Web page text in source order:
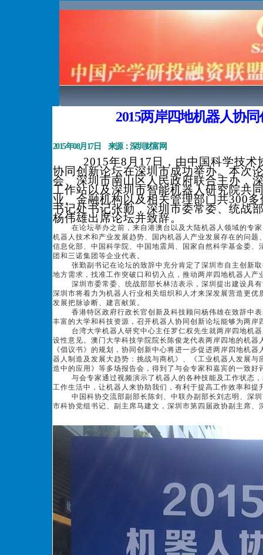
2015两岸四地机器人协同创
2015年08月17日 来源：深圳财富网
2015年8月17日，由中国科学技
协同创新论坛在深圳市成功举办。本次
会、深圳市南山区人民政府联合主办，
工作站以及深圳市智能机器人研究院共
业、金融机构以及相关管理部门共300
书记处书记张勤，深圳市委常委、统战
杨伟雄出席论坛并致辞。
在论坛举办之前，来自港澳台以及大陆机器人领域的专家
机器人技术和产业发展趋势、国内机器人产业发展存在的问
信息化部、中国科学院、中国地震局、国家自然科学基金委
团和三诺集团等企业代表。
张勤副书记在论坛的致辞中充分肯定了深圳市自主创新取
地方需求，找准工作突破口和切入点，推动两岸四地机器人
深圳市委常委、统战部部长林洁表示，深圳提出建设具有
深圳市将着力为机器人行业相关组织和人才来深发展营造更
发展把脉诊断、建言献策。
香港特区政府行政长官创新及科技顾问杨伟雄在致辞中表
丰富的大学和科技资源，召开机器人协同创新论坛能够为两
台湾大学机器人研究中心主任罗仁权先生就两岸四地机器
设性意见。澳门大学科技学院院长陈俊龙代表两岸四地的机
《倡议书》的规划，协同创新中心将进一步促进两岸四地机
器人制造及发展大趋势：挑战与商机》、《工业机器人发展
造中的应用》等多场报告会，得到了与会专家和嘉宾的一致好
与会专家通过视频演示了机器人的各种技能及工作状态，
工作生活中，让机器人来协助我们，有利于提高工作效率和提
中国科协交流部副部长陈剑、中联办副部长刘志明、深圳
市科协党组书记、副主席马建文，深圳市第四届政协副主席